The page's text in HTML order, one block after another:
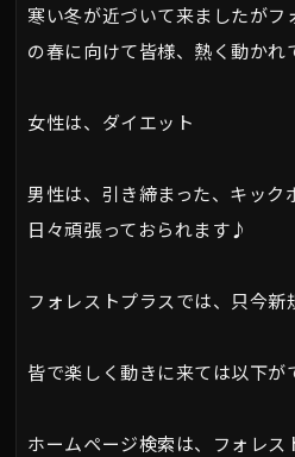
寒い冬が近づいて来ましたが
の春に向けて皆様、熱く動かれ
女性は、ダイエット
男性は、引き締まった、キック
日々頑張っておられます♪
フォレストプラスでは、只今新
皆で楽しく動きに来ては以下が
ホームページ検索は、フォレス